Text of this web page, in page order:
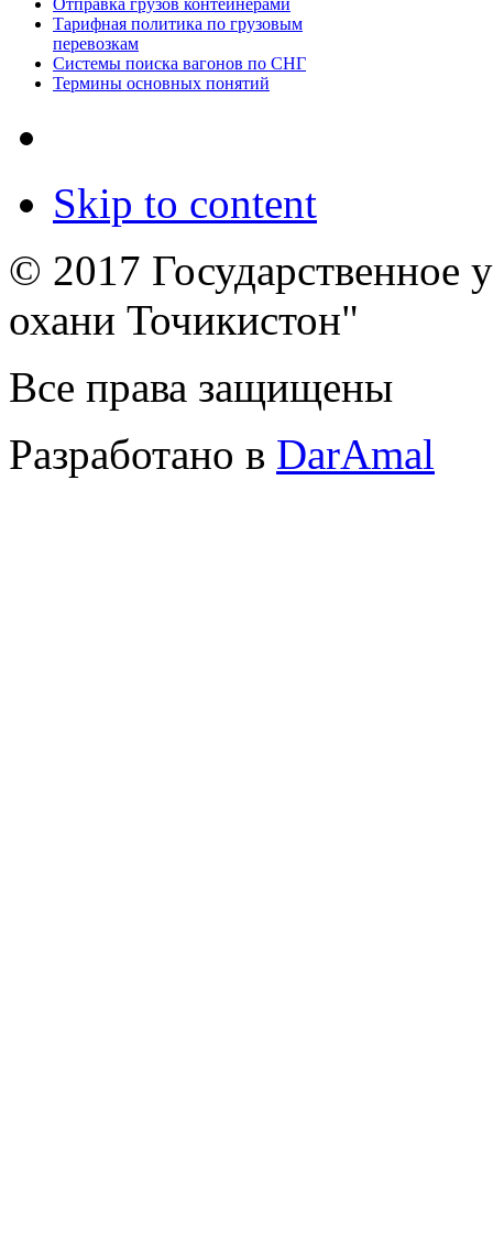
Отправка грузов контейнерами
Тарифная политика по грузовым
перевозкам
Системы поиска вагонов по СНГ
Термины основных понятий
Skip to content
© 2017 Государственное
охани Точикистон"
Все права защищены
Разработано в DarAmal